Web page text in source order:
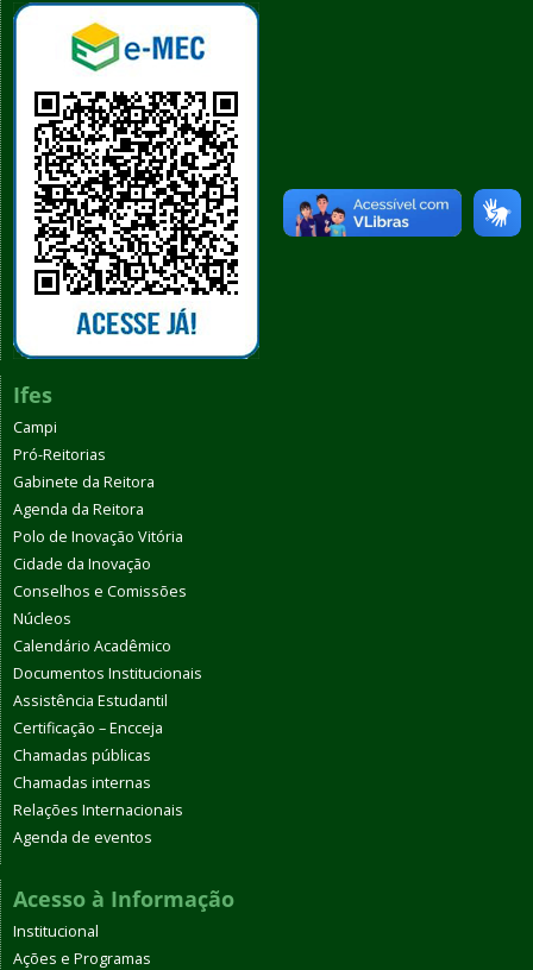
Ifes
Campi
Pró-Reitorias
Gabinete da Reitora
Agenda da Reitora
Polo de Inovação Vitória
Cidade da Inovação
Conselhos e Comissões
Núcleos
Calendário Acadêmico
Documentos Institucionais
Assistência Estudantil
Certificação – Encceja
Chamadas públicas
Chamadas internas
Relações Internacionais
Agenda de eventos
Acesso à Informação
Institucional
Ações e Programas